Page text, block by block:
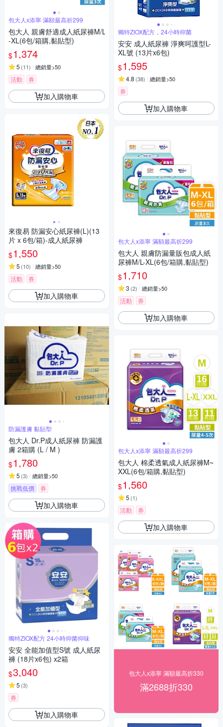
包大人x添寧 滿額最高折299
包大人 親膚舒適成人紙尿褲M/L
-XL(6包/箱購,黏貼型)
$1,374
5 (11) 總銷量>50
活動 券
加入購物車
來復易 防漏安心紙尿褲(L)(13
片 x 6包/箱)-成人紙尿褲
$1,550
5 (10) 總銷量>50
活動 券
加入購物車
防漏護膚 黏貼型
包大人 Dr.P成人紙尿褲 防漏護
膚 2箱購 (L / M )
$1,780
5 (3) 總銷量>50
挑戰低價 券
加入購物車
獨特ZIOX配方 24小時抑菌抑味
安安 全能加值型S號 成人紙尿
褲 (18片x6包) x2箱
$3,040
5 (3)
券
加入購物車
獨特ZIOX配方，24小時抑菌
安安 成人紙尿褲 淨爽呵護型L-
XL號 (13片x6包)
$1,595
4.8 (38) 總銷量>50
券
加入購物車
包大人x添寧 滿額最高折299
包大人 親膚防漏量販包成人紙
尿褲M/L-XL(6包/箱購,黏貼型)
$1,710
3 (2) 總銷量>50
活動 券
加入購物車
包大人x添寧 滿額最高折299
包大人 棉柔透氣成人紙尿褲M~
XXL(6包/箱購,黏貼型)
$1,560
5 (1)
活動 券
加入購物車
包大人x添寧 滿額最高折330
滿2688折330